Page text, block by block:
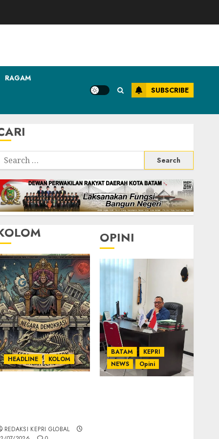
RAGAM
SUBSCRIBE
Search
HEADLINE KOLOM
REDAKSI KEPRI GLOBAL
OPINI
BATAM
KEPRI
NEWS
Opini